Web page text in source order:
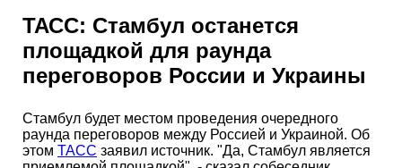
ТАСС: Стамбул останется
площадкой для раунда
переговоров России и Украины
Стамбул будет местом проведения очередного
раунда переговоров между Россией и Украиной. Об
этом ТАСС заявил источник. "Да, Стамбул является